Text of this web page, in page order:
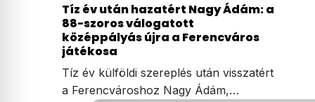
Tíz év után hazatért Nagy Ádám: a
88-szoros válogatott
középpályás újra a Ferencváros
játékosa
Tíz év külföldi szereplés után visszatért
a Ferencvároshoz Nagy Ádám,…